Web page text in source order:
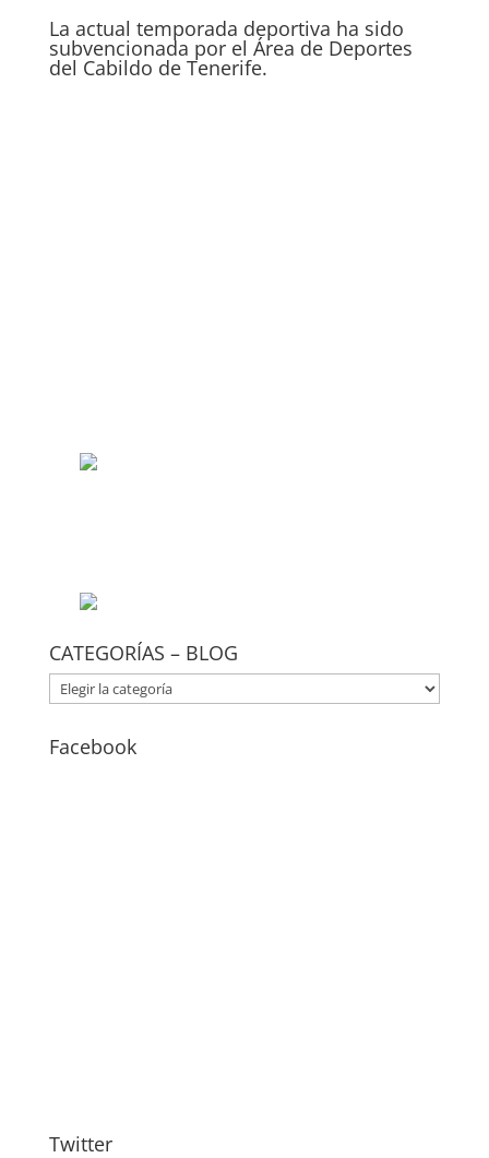
La actual temporada deportiva ha sido
subvencionada por el Área de Deportes
del Cabildo de Tenerife.
CATEGORÍAS – BLOG
CATEGORÍAS
–
Facebook
Twitter